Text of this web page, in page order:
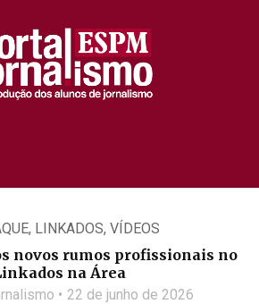
, LINKADOS, VÍDEOS
novos rumos profissionais no
na Área
22 de junho de 2026